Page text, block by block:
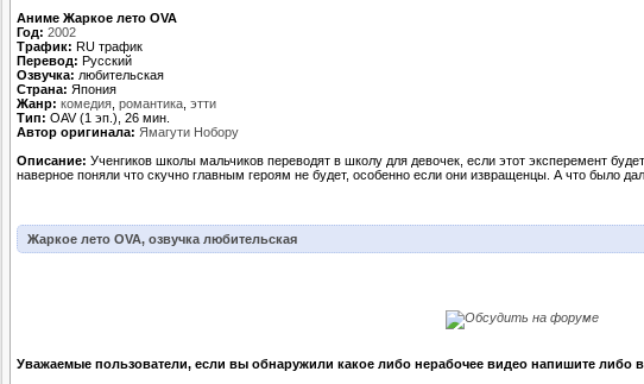
Аниме Жаркое лето OVA
Год: 2002
Трафик: RU трафик
Перевод: Русский
Озвучка: любительская
Страна: Япония
Жанр: комедия романтика этти
Тип: OAV (1 эп.), 26 мин.
Автор оригинала: Ямагути Нобору
Описание: Ученгиков школы мальчиков переводят в школу для девочек, если этот эксперемент
наверное поняли что скучно главным героям не будет, особенно если они извращенцы. А что было
Жаркое лето OVA, озвучка любительская
Уважаемые пользователи, если вы обнаружили какое либо нерабочее видео напишите либо